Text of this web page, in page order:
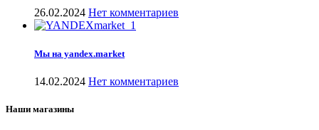
26.02.2024 Нет комментариев
Мы на yandex.market
14.02.2024 Нет комментариев
Наши магазины